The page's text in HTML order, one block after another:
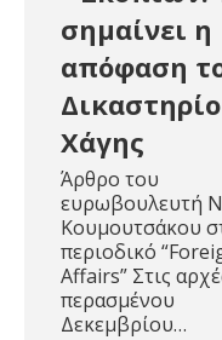
σημαίνει η
απόφαση
Χάγης
Άρθρο του
ευρωβουλευτή
Κουμουτσάκου
περιοδικό
Αffairs” Στις
περασμένου
Δεκεμβρίου…